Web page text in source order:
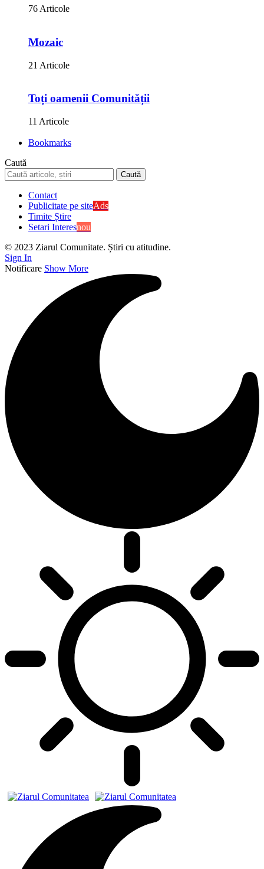
76 Articole
Mozaic
21 Articole
Toți oamenii Comunității
11 Articole
Bookmarks
Caută
Contact
Publicitate pe siteAds
Timite Știre
Setari Interesnou
© 2023 Ziarul Comunitate. Știri cu atitudine.
Sign In
Notificare Show More